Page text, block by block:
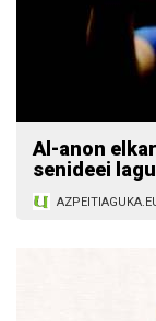
Al-anon
senideei